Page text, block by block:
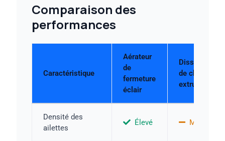
Comparaison des
performances
Caractéristique
Aérateur
de
fermeture
éclair
Dissipateur
de chaleur
extrudé
Densité des
ailettes
Élevé Moyen